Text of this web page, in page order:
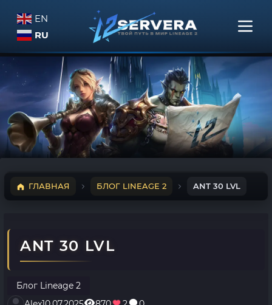
EN
RU
ГЛАВНАЯ БЛОГ LINEAGE 2 ANT 30 LVL
ANT 30 LVL
Блог Lineage 2